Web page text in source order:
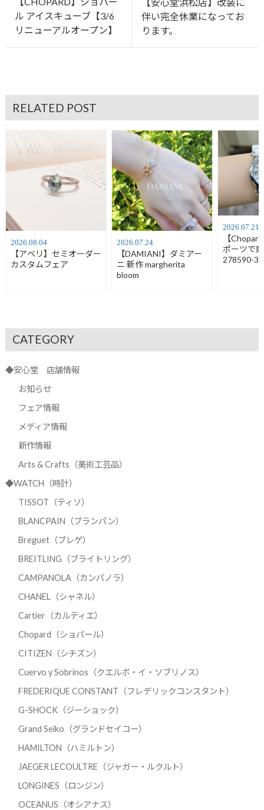
ル アイスキューブ【3/6
リニューアルオープン】
伴い完全休業になってお
ります。
RELATED POST
2026.08.04
【アベリ】セミオーダー
カスタムフェア
2026.07.24
【DAMIANI】ダミアー
ニ 新作 margherita
bloom
2026.07.21
【
ポーツで
278590-
CATEGORY
◆安心堂 店舗情報
お知らせ
フェア情報
メディア情報
新作情報
Arts & Crafts（美術工芸品）
◆WATCH（時計）
TISSOT（ティソ）
BLANCPAIN（ブランパン）
Breguet（ブレゲ）
BREITLING（ブライトリング）
CAMPANOLA（カンパノラ）
CHANEL（シャネル）
Cartier（カルティエ）
Chopard（ショパール）
CITIZEN（シチズン）
Cuervo y Sobrinos（クエルボ・イ・ソブリノス）
FREDERIQUE CONSTANT（フレデリックコンスタント）
G-SHOCK（ジーショック）
Grand Seiko（グランドセイコー）
HAMILTON（ハミルトン）
JAEGER LECOULTRE（ジャガー・ルクルト）
LONGINES（ロンジン）
OCEANUS（オシアナス）